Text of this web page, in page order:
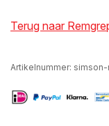
Terug naar
Artikelnummer: